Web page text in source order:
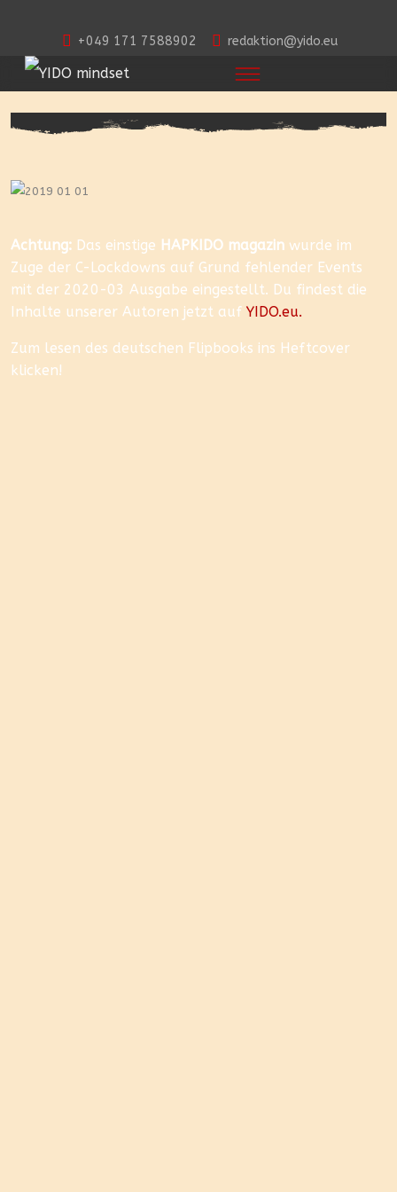
+049 171 7588902 redaktion@yido.eu
Achtung: Das einstige HAPKIDO magazin wurde im
Zuge der C-Lockdowns auf Grund fehlender Events
mit der 2020-03 Ausgabe eingestellt. Du findest die
Inhalte unserer Autoren jetzt auf YIDO.eu.
Zum lesen des deutschen Flipbooks ins Heftcover
klicken!